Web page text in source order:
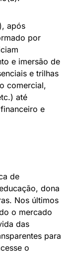
após
por
e imersão de
e trilhas
comercial,
até
e
de
dona
Nos últimos
o mercado
das
para
o